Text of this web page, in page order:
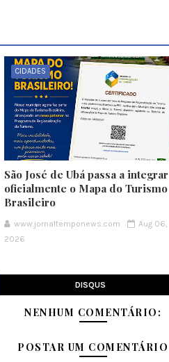
CIDADES
São José de Ubá passa a integrar
oficialmente o Mapa do Turismo
Brasileiro
www.jornaltemponews.com
Aug 06,
2026
DISQUS
NENHUM COMENTÁRIO:
POSTAR UM COMENTÁRIO